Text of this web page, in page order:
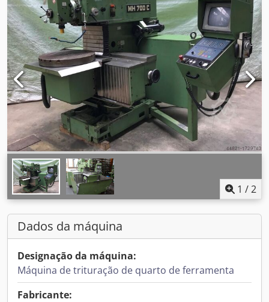
1 /2
Dados da máquina
Designação da máquina:
Máquina de trituração de quarto de ferramenta
Fabricante: